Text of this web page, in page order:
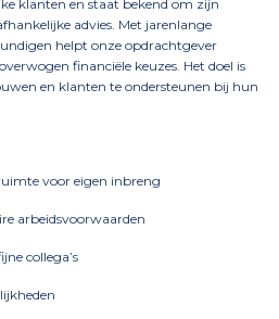
klanten en staat bekend om zijn
advies. Met jarenlange
helpt onze opdrachtgever
financiële keuzes. Het doel is
en klanten te ondersteunen bij hun
voor eigen inbreng
arbeidsvoorwaarden
collega’s